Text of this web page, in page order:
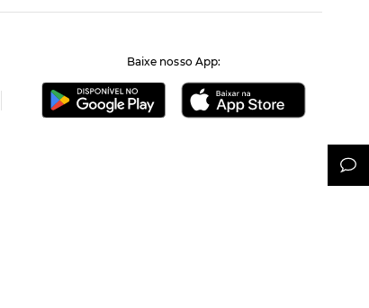
Baixe nosso App: